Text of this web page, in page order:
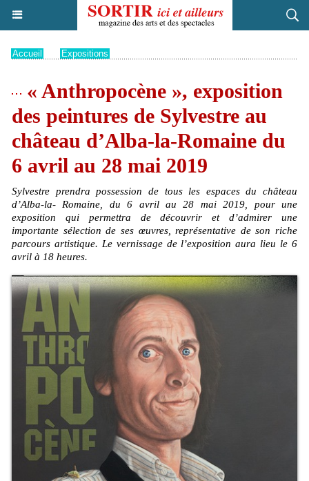
Accueil Expositions
« Anthropocène », exposition
des peintures de Sylvestre au
château d’Alba-la-Romaine du
6 avril au 28 mai 2019
Sylvestre prendra possession de tous les espaces du château
d’Alba-la- Romaine, du 6 avril au 28 mai 2019, pour une
exposition qui permettra de découvrir et d’admirer une
importante sélection de ses œuvres, représentative de son riche
parcours artistique. Le vernissage de l’exposition aura lieu le 6
avril à 18 heures.